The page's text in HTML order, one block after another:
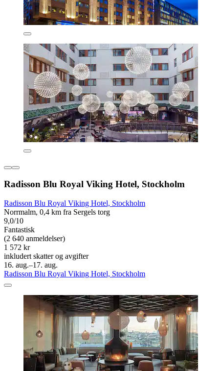
Radisson Blu Royal Viking Hotel, Stockholm
Radisson Blu Royal Viking Hotel, Stockholm
Norrmalm, 0,4 km fra Sergels torg
9,0/10
Fantastisk
(2 640 anmeldelser)
1 572 kr
inkludert skatter og avgifter
16. aug.–17. aug.
Radisson Blu Royal Viking Hotel, Stockholm